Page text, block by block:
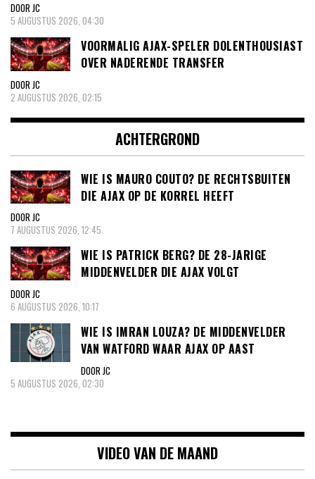
DOOR JC
5 AUGUSTUS 2026, 04:30
VOORMALIG AJAX-SPELER DOLENTHOUSIAST
OVER NADERENDE TRANSFER
DOOR JC
2 AUGUSTUS 2026, 02:15
ACHTERGROND
WIE IS MAURO COUTO? DE RECHTSBUITEN
DIE AJAX OP DE KORREL HEEFT
DOOR JC
7 AUGUSTUS 2026, 12:45
WIE IS PATRICK BERG? DE 28-JARIGE
MIDDENVELDER DIE AJAX VOLGT
DOOR JC
6 AUGUSTUS 2026, 10:17
WIE IS IMRAN LOUZA? DE MIDDENVELDER
VAN WATFORD WAAR AJAX OP AAST
DOOR JC
5 AUGUSTUS 2026, 02:30
VIDEO VAN DE MAAND